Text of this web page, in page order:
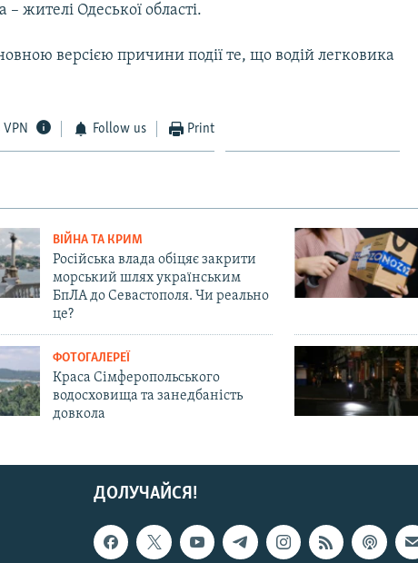
жителі Одеської області.
версією причини події те, що водій легковика
Follow us Print
ВІЙНА ТА КРИМ
Російська влада обіцяє закрити
морський шлях українським
БпЛА до Севастополя. Чи реально
це?
ФОТОГАЛЕРЕЇ
Краса Сімферопольського
водосховища та занедбаність
довкола
ДОЛУЧАЙСЯ!